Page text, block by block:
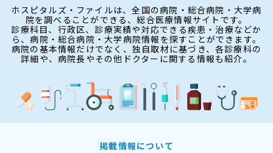
ホスピタルズ・ファイルは、全国の病院・総合病院・大学病
院を調べることができる、総合医療情報サイトです。
診療科目、行政区、診療実績や対応できる疾患・治療などか
ら、病院・総合病院・大学病院情報を探すことができます。
病院の基本情報だけでなく、独自取材に基づき、各診療科の
詳細や、病院長やその他ドクターに関する情報も紹介。
掲載情報について